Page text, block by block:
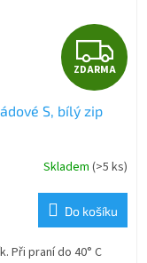
Z
D
R
M
A
ZDARMA
S, bílý zip
Skladem (>5 ks)
Do košíku
Při praní do 40° C